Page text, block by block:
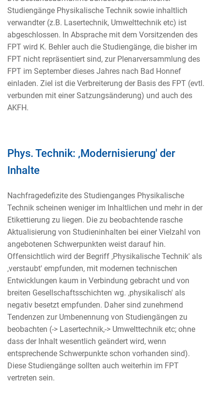
Studiengänge Physikalische Technik sowie inhaltlich
verwandter (z.B. Lasertechnik, Umwelttechnik etc) ist
abgeschlossen. In Absprache mit dem Vorsitzenden des
FPT wird K. Behler auch die Studiengänge, die bisher im
FPT nicht repräsentiert sind, zur Plenarversammlung des
FPT im September dieses Jahres nach Bad Honnef
einladen. Ziel ist die Verbreiterung der Basis des FPT (evtl.
verbunden mit einer Satzungsänderung) und auch des
AKFH.
Phys. Technik: ‚Modernisierung' der
Inhalte
Nachfragedefizite des Studienganges Physikalische
Technik scheinen weniger im Inhaltlichen und mehr in der
Etikettierung zu liegen. Die zu beobachtende rasche
Aktualisierung von Studieninhalten bei einer Vielzahl von
angebotenen Schwerpunkten weist darauf hin.
Offensichtlich wird der Begriff ‚Physikalische Technik' als
‚verstaubt' empfunden, mit modernen technischen
Entwicklungen kaum in Verbindung gebracht und von
breiten Gesellschaftsschichten wg. ‚physikalisch' als
negativ besetzt empfunden. Daher sind zunehmend
Tendenzen zur Umbenennung von Studiengängen zu
beobachten (-> Lasertechnik,-> Umwelttechnik etc; ohne
dass der Inhalt wesentlich geändert wird, wenn
entsprechende Schwerpunkte schon vorhanden sind).
Diese Studiengänge sollten auch weiterhin im FPT
vertreten sein.